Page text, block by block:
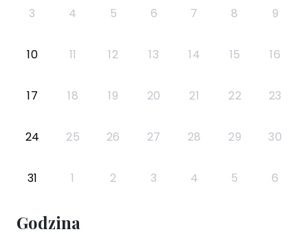
3 4 5 6 7 8 9
10 11 12 13 14 15 16
17 18 19 20 21 22 23
24 25 26 27 28 29 30
31 1 2 3 4 5 6
Godzina